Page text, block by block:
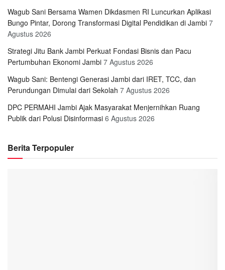
Wagub Sani Bersama Wamen Dikdasmen RI Luncurkan Aplikasi
Bungo Pintar, Dorong Transformasi Digital Pendidikan di Jambi 7
Agustus 2026
Strategi Jitu Bank Jambi Perkuat Fondasi Bisnis dan Pacu
Pertumbuhan Ekonomi Jambi 7 Agustus 2026
Wagub Sani: Bentengi Generasi Jambi dari IRET, TCC, dan
Perundungan Dimulai dari Sekolah 7 Agustus 2026
DPC PERMAHI Jambi Ajak Masyarakat Menjernihkan Ruang
Publik dari Polusi Disinformasi 6 Agustus 2026
Berita Terpopuler